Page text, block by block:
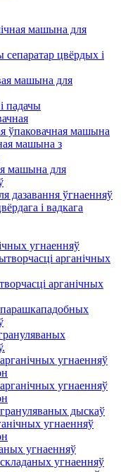
машына для
цвёрдых і
машына для
падачы
ўпаковачная машына
машына з
машына для
дазавання ўгнаенняў
і вадкага
угнаенняў
арганічных
арганічных
парашкападобных
угнаенняў
угнаенняў
дыскаў
угнаенняў
угнаенняў
угнаенняў